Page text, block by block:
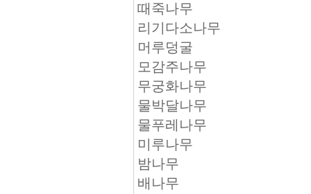
때죽나무
리기다소나무
머루덩굴
모감주나무
무궁화나무
물박달나무
물푸레나무
미루나무
밤나무
배나무